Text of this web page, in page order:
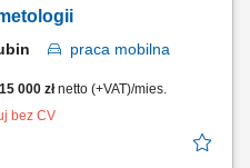
praca mobilna
000 złnetto (+VAT)/mies.
bez CV